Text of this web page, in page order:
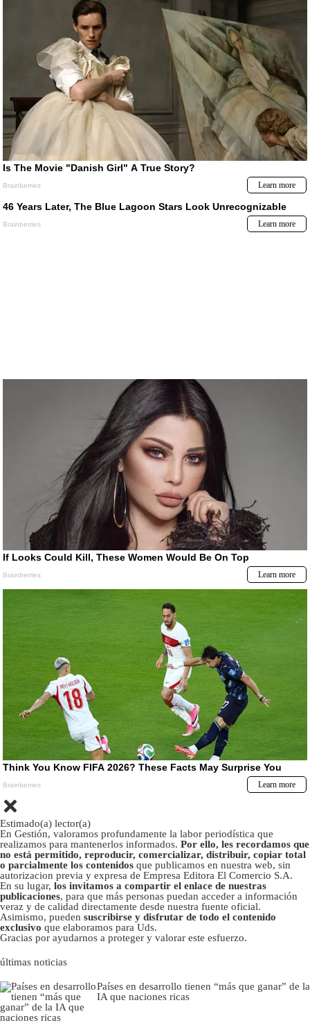
Estimado(a) lector(a)
En Gestión, valoramos profundamente la labor periodística que
realizamos para mantenerlos informados. Por ello, les recordamos que
no está permitido, reproducir, comercializar, distribuir, copiar total
o parcialmente los contenidos que publicamos en nuestra web, sin
autorizacion previa y expresa de Empresa Editora El Comercio S.A.
En su lugar, los invitamos a compartir el enlace de nuestras
publicaciones, para que más personas puedan acceder a información
veraz y de calidad directamente desde nuestra fuente oficial.
Asimismo, pueden suscribirse y disfrutar de todo el contenido
exclusivo que elaboramos para Uds.
Gracias por ayudarnos a proteger y valorar este esfuerzo.
últimas noticias
Países en desarrollo tienen “más que ganar” de la
IA que naciones ricas